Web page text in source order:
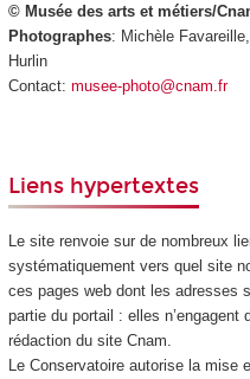
© Musée des arts et métiers/
Photographes: Michèle
Hurlin
Contact: musee-photo@cnam.fr
Liens hypertextes
Le site renvoie sur de nombreux
systématiquement vers quel site
ces pages web dont les adresses
partie du portail : elles
rédaction du site Cnam.
Le Conservatoire autorise la